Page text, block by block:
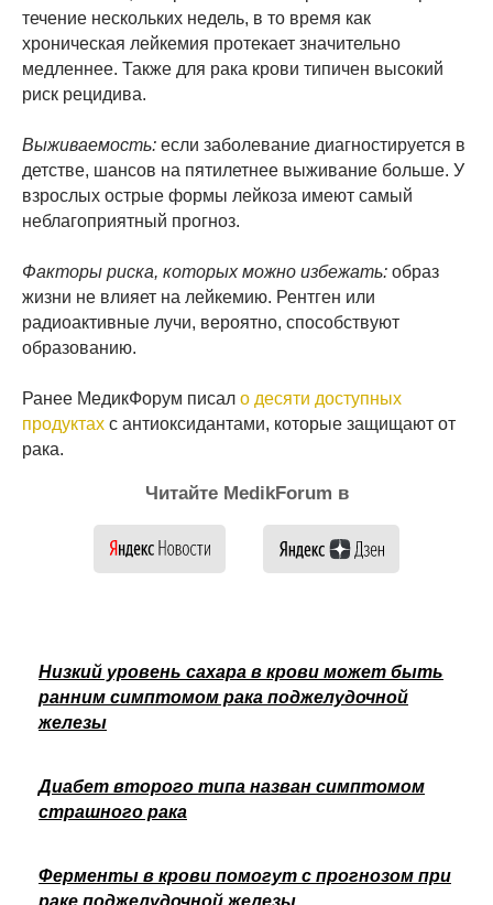
течение нескольких недель, в то время как
хроническая лейкемия протекает значительно
медленнее. Также для рака крови типичен высокий
риск рецидива.
Выживаемость: если заболевание диагностируется в
детстве, шансов на пятилетнее выживание больше. У
взрослых острые формы лейкоза имеют самый
неблагоприятный прогноз.
Факторы риска, которых можно избежать: образ
жизни не влияет на лейкемию. Рентген или
радиоактивные лучи, вероятно, способствуют
образованию.
Ранее МедикФорум писал о десяти доступных
продуктах с антиоксидантами, которые защищают от
рака.
Читайте MedikForum в
Низкий уровень сахара в крови может быть
ранним симптомом рака поджелудочной
железы
Диабет второго типа назван симптомом
страшного рака
Ферменты в крови помогут с прогнозом при
раке поджелудочной железы